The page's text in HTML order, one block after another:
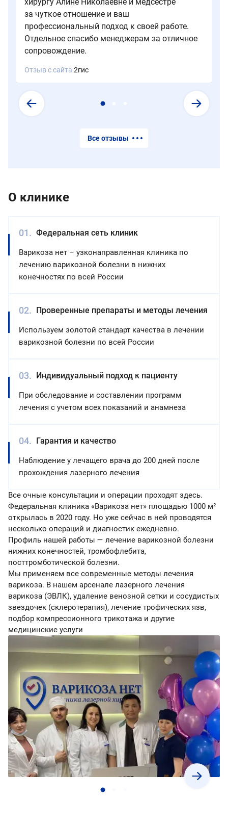
за чуткое отношение и ваш
профессиональный подход к своей работе.
Отдельное спасибо менеджерам за отличное
сопровождение.
Отзыв с сайта 2гис
Все отзывы
О клинике
Федеральная сеть клиник
Варикоза нет – узконаправленная клиника по
лечению варикозной болезни в нижних
конечностях по всей России
Проверенные препараты и методы лечения
Используем золотой стандарт качества в лечении
варикозной болезни по всей России
Индивидуальный подход к пациенту
При обследование и составлении программ
лечения с учетом всех показаний и анамнеза
Гарантия и качество
Наблюдение у лечащего врача до 200 дней после
прохождения лазерного лечения
Все очные консультации и операции проходят здесь.
Федеральная клиника «Варикоза нет» площадью 1000 м²
открылась в 2020 году. Но уже сейчас в ней проводятся
несколько операций и диагностик ежедневно.
Профиль нашей работы — лечение варикозной болезни
нижних конечностей, тромбофлебита,
посттромботической болезни.
Мы применяем все современные методы лечения
варикоза. В нашем арсенале лазерного лечения
варикоза (ЭВЛК), удаление венозной сетки и сосудистых
звездочек (склеротерапия), лечение трофических язв,
подбор компрессионного трикотажа и другие
медицинские услуги